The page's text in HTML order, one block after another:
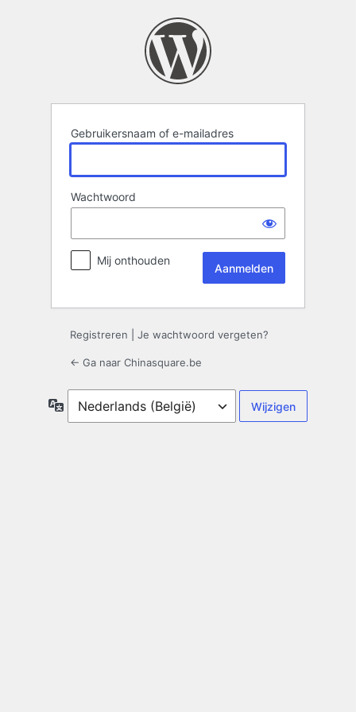
Gebruikersnaam of e-mailadres
Wachtwoord
Mij onthouden
Registreren Je wachtwoord vergeten?
← Ga naar Chinasquare.be
Taal